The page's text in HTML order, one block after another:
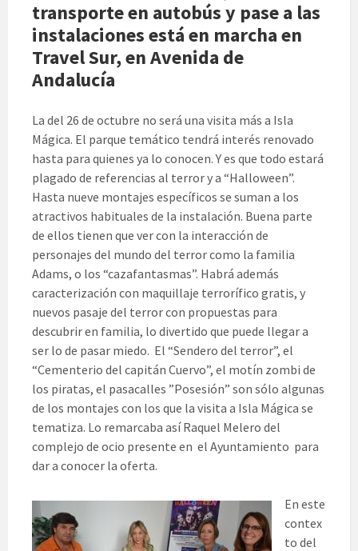
transporte en autobús y pase a las
instalaciones está en marcha en
Travel Sur, en Avenida de
Andalucía
La del 26 de octubre no será una visita más a Isla
Mágica. El parque temático tendrá interés renovado
hasta para quienes ya lo conocen. Y es que todo estará
plagado de referencias al terror y a “Halloween”.
Hasta nueve montajes específicos se suman a los
atractivos habituales de la instalación. Buena parte
de ellos tienen que ver con la interacción de
personajes del mundo del terror como la familia
Adams, o los “cazafantasmas”. Habrá además
caracterización con maquillaje terrorífico gratis, y
nuevos pasaje del terror con propuestas para
descubrir en familia, lo divertido que puede llegar a
ser lo de pasar miedo. El “Sendero del terror”, el
“Cementerio del capitán Cuervo”, el motín zombi de
los piratas, el pasacalles ”Posesión” son sólo algunas
de los montajes con los que la visita a Isla Mágica se
tematiza. Lo remarcaba así Raquel Melero del
complejo de ocio presente en el Ayuntamiento para
dar a conocer la oferta.
En este
contex
to del